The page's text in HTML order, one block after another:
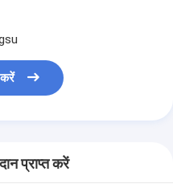
प्राप्त करें